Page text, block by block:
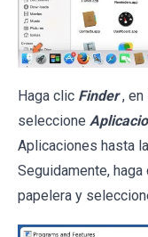
Haga clic Finder , en
seleccione
Aplicaciones hasta
Seguidamente,
papelera y